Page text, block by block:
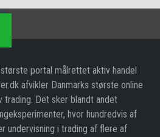
portal målrettet aktiv handel
afvikler Danmarks største online
trading. Det sker blandt andet
hvor hundredvis af
undervisning i trading af flere af